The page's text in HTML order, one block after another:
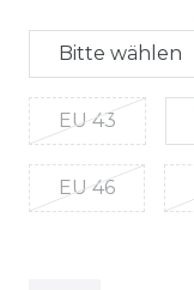
Bitte wählen
EU 43
EU 46